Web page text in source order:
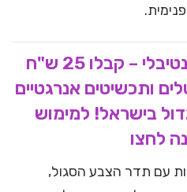
מיוחד לגולשי אלטרנטיבלי – קבלו 25 ש"ח
ותכשיטים אנרגטיים
בישראל! למימוש
לחצו
עם תדר הצבע הסגול,